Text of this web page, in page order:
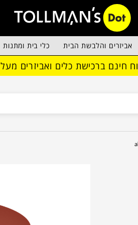
אביזרים והלבשת הבית כלי בית ומתנות
חינם ברכישת כלים ואביזרים מעל